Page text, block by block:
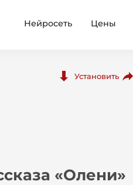
Нейросеть Цены
Установить
«Олени»